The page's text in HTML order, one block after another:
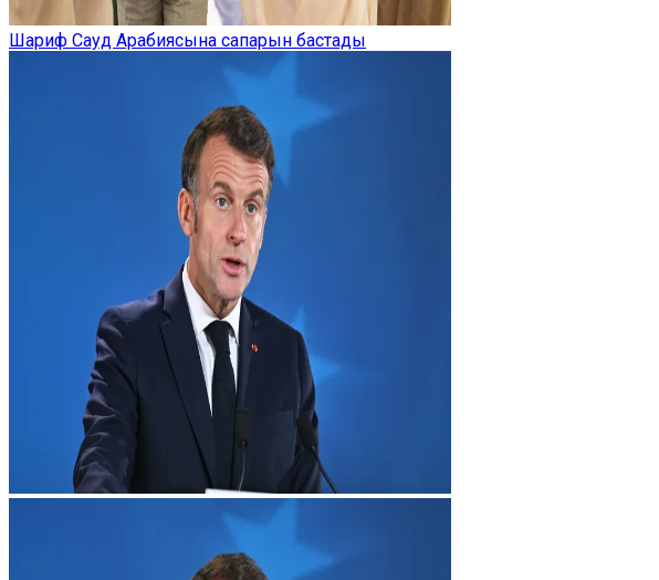
Шариф Сауд Арабиясына сапарын бастады